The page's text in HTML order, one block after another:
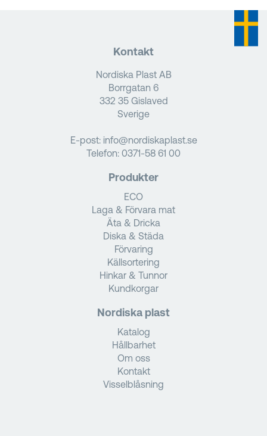
Kontakt
Nordiska Plast AB
Borrgatan 6
332 35 Gislaved
Sverige
E-post: info@nordiskaplast.se
Telefon: 0371-58 61 00
Produkter
ECO
Laga & Förvara mat
Äta & Dricka
Diska & Städa
Förvaring
Källsortering
Hinkar & Tunnor
Kundkorgar
Nordiska plast
Katalog
Hållbarhet
Om oss
Kontakt
Visselblåsning